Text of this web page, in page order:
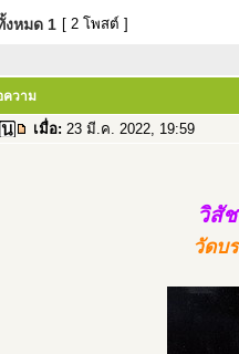
งหมด 1 [ 2 โพสต์ ]
ความ
เมื่อ: 23 มี.ค. 2022, 19:59
วิสั
วัดบ